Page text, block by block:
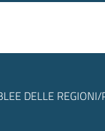
DELLE REGIONI/